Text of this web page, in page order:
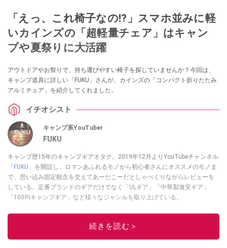
「えっ、これ椅子なの!?」スマホ並みに軽
いカインズの「超軽量チェア」はキャン
プや夏祭りに大活躍
アウトドアやお祭りで、持ち運びやすい椅子を探していませんか？今回は、
キャンプ道具に詳しい「FUKU」さんが、カインズの「コンパクト折りたたみ
アルミチェア」を紹介してくれました。
イチオシスト
キャンプ系YouTuber
FUKU
キャンプ歴15年のキャンプギアオタク。2019年12月よりYouTubeチャンネル
「 FUKU 」を開設し、ロマンあふれるモノから初心者さんにオススメのモノま
で、思い込み固定観念を交えてあーだこーだとしゃべくりながらレビューを
している。定番ブランドのギアだけでなく「ULギア」「中華製激安ギア」
「100均キャンプギア」など様々なジャンルを取り上げている。
このイチオシストの他の記事を読む
続きを読む＞